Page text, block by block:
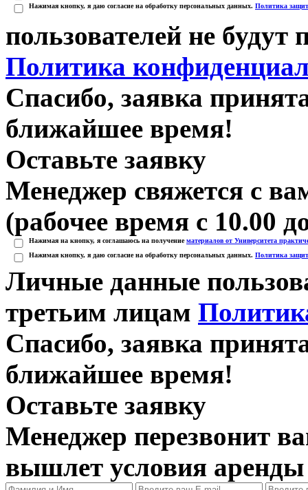
Нажимая кнопку, я даю согласие на обработку персональных данных. Политика
пользователей не
Политика
Спасибо, заявка
ближайшее время!
Оставьте заявку
Менеджер свяжется с
(рабочее время с 10.00
Нажимая на кнопку, я соглашаюсь на получениематериалов от Университета
Нажимая кнопку, я даю согласие на обработку персональных данных. Политика
Личные данные
третьим лицам
Спасибо, заявка
ближайшее время!
Оставьте заявку
Менеджер перезвонит
вышлет условия аренды